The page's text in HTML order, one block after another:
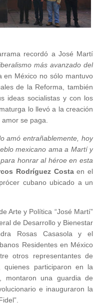
recordó a José Martí
más avanzado del
en México no sólo mantuvo
de la Reforma, también
ideas socialistas y con los
lo llevó a la creación
se paga.
amó entrañablemente, hoy
mexicano ama a Martí y
honrar al héroe en esta
Rodríguez Costaen el
cubano ubicado a un
Arte y Política “José Martí”
de Desarrollo y Bienestar
Rosas Casasola y el
Residentes en México
otros representantes de
quienes participaron en la
montaron una guardia de
e inauguraron la